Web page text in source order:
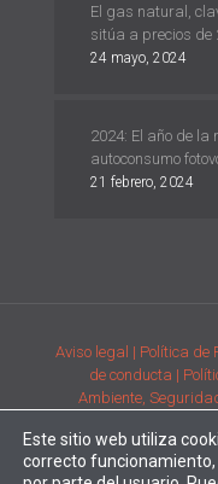
El gas natural,
sitúa a precios de
24 mayo, 2024
2024: El año de la
autoconsumo
21 febrero, 2024
Aviso legal | Política de
de conducta |
Ambiente,
de productos|
Este sitio web utiliza
correcto funcionamiento,